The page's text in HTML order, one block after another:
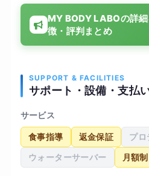
指導が非常に丁寧で、運動
ている」感覚をしっかり実
体重が4kg減り、何よりウエ
締まりました！姿勢も良く
健康的な生活習慣が身につき
MY BODY LABOの詳
徴・評判まとめ
SUPPORT & FACILITIES
サポート・設備・支払
サービス
食事指導 返金保証 プロ
ウォーターサーバー 月額制